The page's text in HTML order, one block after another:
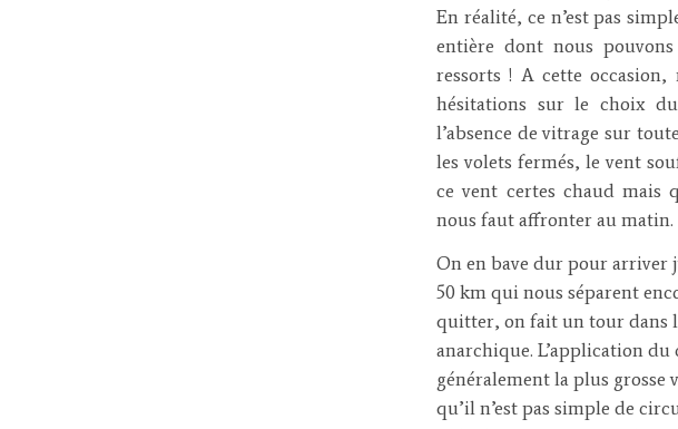
En réalité, ce n’est pas
entière dont nous
ressorts ! A cette
hésitations sur le choix
l’absence de vitrage sur
les volets fermés, le vent
ce vent certes chaud mais
nous faut affronter au matin.
On en bave dur pour arriver
50 km qui nous séparent
quitter, on fait un tour dans
anarchique. L’application du
généralement la plus
qu’il n’est pas simple de